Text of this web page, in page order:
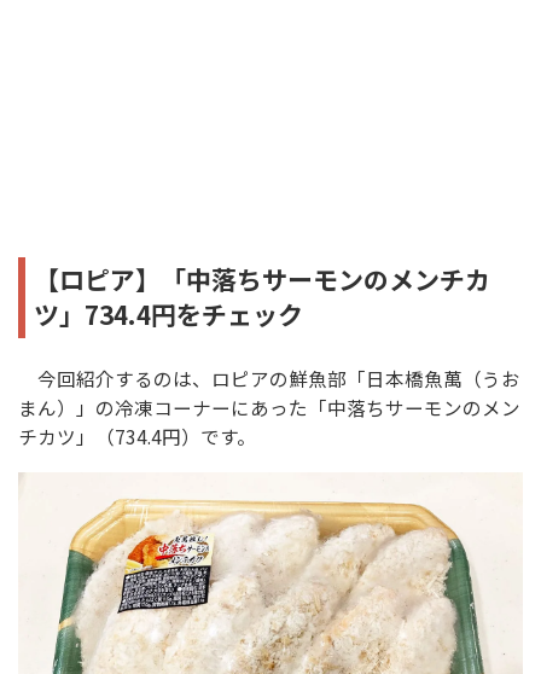
【ロピア】「中落ちサーモンのメンチカ
ツ」734.4円をチェック
今回紹介するのは、ロピアの鮮魚部「日本橋魚萬（うお
まん）」の冷凍コーナーにあった「中落ちサーモンのメン
チカツ」（734.4円）です。